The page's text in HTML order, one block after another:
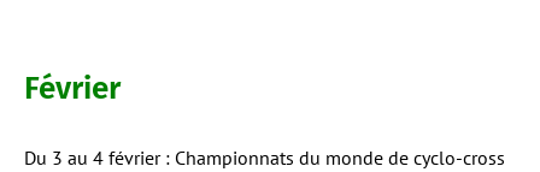
Février
Du 3 au 4 février : Championnats du monde de cyclo-cross